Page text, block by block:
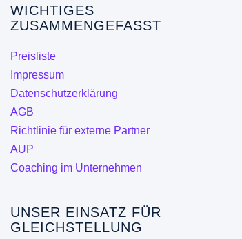
können
gewählt
WICHTIGES
ZUSAMMENGEFASST
Preisliste
Impressum
Datenschutzerklärung
AGB
Richtlinie für externe Partner
AUP
Coaching im Unternehmen
UNSER EINSATZ FÜR
GLEICHSTELLUNG